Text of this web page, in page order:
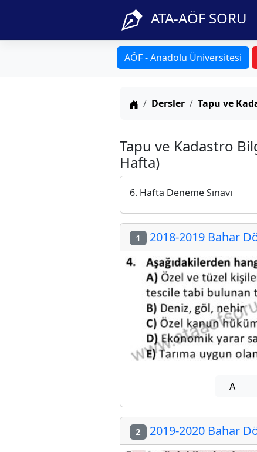
ATA-AÖF SORU
AÖF - Anadolu Üniversitesi
Anasayfa
Dersler Tapu ve
Tapu ve Kadastro
Hafta)
6. Hafta Deneme Sınavı
1 2018-2019 Bahar
A
2 2019-2020 Bahar